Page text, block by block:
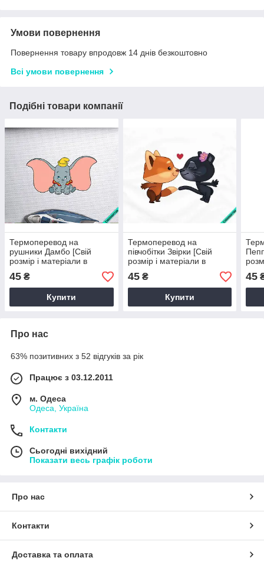
Умови повернення
Повернення товару впродовж 14 днів безкоштовно
Всі умови повернення
Подібні товари компанії
Термоперевод на
рушники Дамбо [Свій
розмір і матеріали в
45 ₴
Купити
Термоперевод на
півчобітки Звірки [Свій
розмір і матеріали в
45₴
Купити
45
Про нас
63% позитивних з 52 відгуків за рік
Працює з 03.12.2011
м. Одеса
Одеса, Україна
Контакти
Сьогодні вихідний
Показати весь графік роботи
Про нас
Контакти
Доставка та оплата